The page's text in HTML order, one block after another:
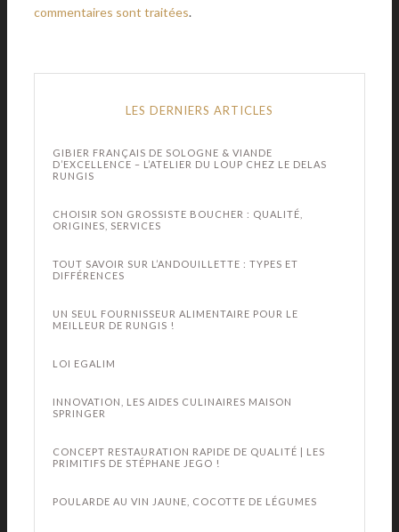
commentaires sont traitées.
LES DERNIERS ARTICLES
GIBIER FRANÇAIS DE SOLOGNE & VIANDE
D’EXCELLENCE – L’ATELIER DU LOUP CHEZ LE DELAS
RUNGIS
CHOISIR SON GROSSISTE BOUCHER : QUALITÉ,
ORIGINES, SERVICES
TOUT SAVOIR SUR L’ANDOUILLETTE : TYPES ET
DIFFÉRENCES
UN SEUL FOURNISSEUR ALIMENTAIRE POUR LE
MEILLEUR DE RUNGIS !
LOI EGALIM
INNOVATION, LES AIDES CULINAIRES MAISON
SPRINGER
CONCEPT RESTAURATION RAPIDE DE QUALITÉ | LES
PRIMITIFS DE STÉPHANE JEGO !
POULARDE AU VIN JAUNE, COCOTTE DE LÉGUMES